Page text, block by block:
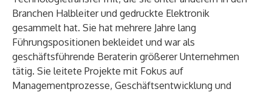
Branchen Halbleiter und gedruckte Elektronik
gesammelt hat. Sie hat mehrere Jahre lang
Führungspositionen bekleidet und war als
geschäftsführende Beraterin größerer Unternehmen
tätig. Sie leitete Projekte mit Fokus auf
Managementprozesse, Geschäftsentwicklung und